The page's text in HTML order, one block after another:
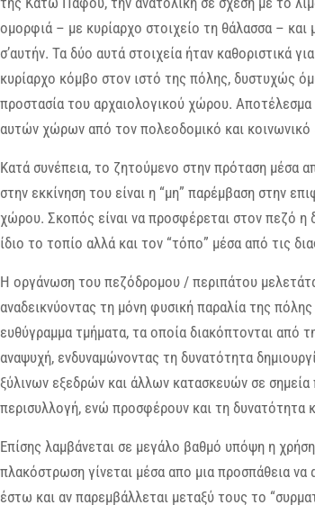
ομορφιά – με κυρίαρχο στοιχείο τη θάλασσα –
σ’αυτήν. Τα δύο αυτά στοιχεία ήταν καθοριστικά
κυρίαρχο κόμβο στον ιστό της πόλης, δυστυχώς
προστασία του αρχαιολογικού χώρου.
αυτών χώρων από τον πολεοδομικό και κοινωνικό
Κατά συνέπεια, το ζητούμενο στην πρόταση μέσα
στην εκκίνηση του είναι η “μη” παρέμβαση στην
χώρου. Σκοπός είναι να προσφέρεται στον πεζό η
ίδιο το τοπίο αλλά και τον “τόπο” μέσα από τις
Η οργάνωση του πεζόδρομου / περιπάτου
αναδεικνύοντας τη μόνη φυσική παραλία της
ευθύγραμμα τμήματα, τα οποία διακόπτονται από
αναψυχή, ενδυναμώνοντας τη δυνατότητα
ξύλινων εξεδρών και άλλων κατασκευών σε
περισυλλογή, ενώ προσφέρουν και τη δυνατότητα
Επίσης λαμβάνεται σε μεγάλο βαθμό υπόψη η
πλακόστρωση γίνεται μέσα απο μια προσπάθεια
έστω και αν παρεμβάλλεται μεταξύ τους το